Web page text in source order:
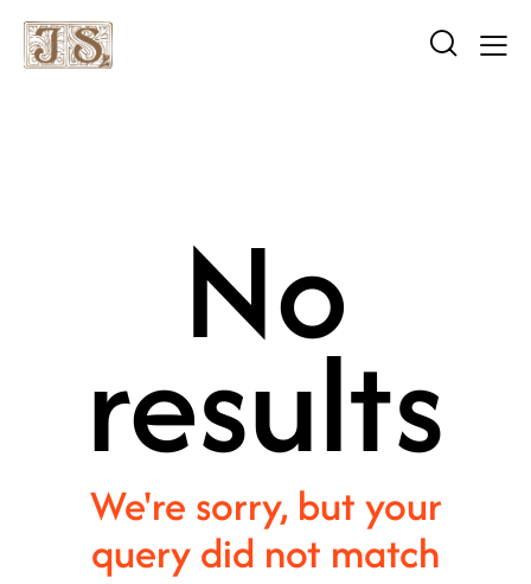
No
results
We're sorry, but your
query did not match